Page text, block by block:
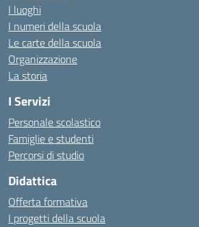
I luoghi
I numeri della scuola
Le carte della scuola
Organizzazione
La storia
I Servizi
Personale scolastico
Famiglie e studenti
Percorsi di studio
Didattica
Offerta formativa
I progetti della scuola